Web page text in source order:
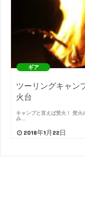
ギア
ツーリングキャン
火台
キャンプと言えば焚火！ 焚火
み…
2018年1月22日